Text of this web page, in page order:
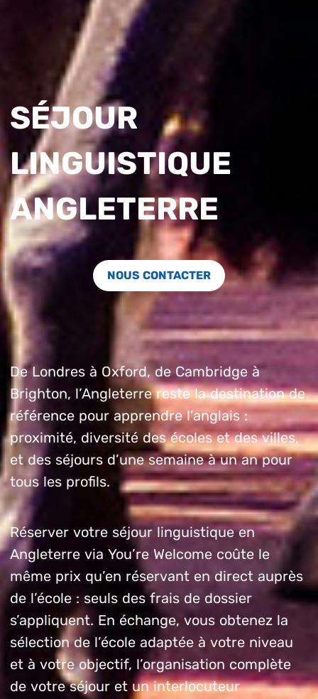
SÉJOUR
LINGUISTIQUE
ANGLETERRE
NOUS CONTACTER
De Londres à Oxford, de Cambridge à
Brighton, l’Angleterre reste la destination de
référence pour apprendre l’anglais :
proximité, diversité des écoles et des villes,
et des séjours d’une semaine à un an pour
tous les profils.
Réserver votre séjour linguistique en
Angleterre via You’re Welcome coûte le
même prix qu’en réservant en direct auprès
de l’école : seuls des frais de dossier
s’appliquent. En échange, vous obtenez la
sélection de l’école adaptée à votre niveau
et à votre objectif, l’organisation complète
de votre séjour et un interlocuteur